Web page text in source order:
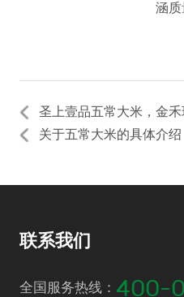
涵质
圣上壹品五常大米，金禾
关于五常大米的具体介绍
联系我们
全国服务热线： 400-